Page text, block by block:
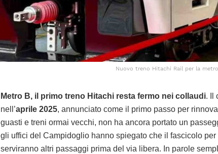
Nuovo treno Hitachi Rail per la
Metro B, il primo treno Hitachi resta fermo nei collaudi. Il
nell’aprile 2025, annunciato come il primo passo per
guasti e treni ormai vecchi, non ha ancora portato un
gli uffici del Campidoglio hanno spiegato che il fascicolo per
serviranno altri passaggi prima del via libera. In parole